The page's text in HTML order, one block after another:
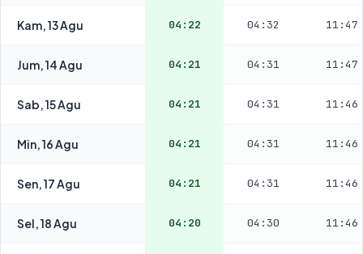
Kam, 13 Agu 04:22 04:32 11:47
Jum, 14 Agu 04:21 04:31 11:47
Sab, 15 Agu 04:21 04:31 11:46
Min, 16 Agu 04:21 04:31 11:46
Sen, 17 Agu 04:21 04:31 11:46
Sel, 18 Agu 04:20 04:30 11:46